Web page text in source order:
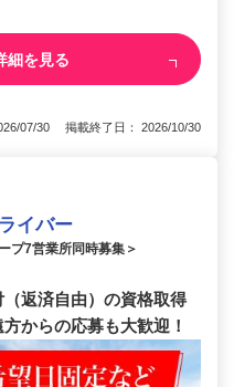
細を見る
07/30 掲載終了日： 2026/10/30
イバー
プ7営業所同時募集＞
返済自由）の資格取得
からの応募も大歓迎！